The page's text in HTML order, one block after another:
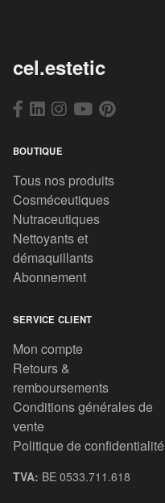
cel.estetic
BOUTIQUE
Tous nos produits
Cosméceutiques
Nutraceutiques
Nettoyants et
démaquillants
Abonnement
SERVICE CLIENT
Mon compte
Retours &
remboursements
Conditions générales de
vente
Politique de confidentialité
TVA: BE 0533.711.618